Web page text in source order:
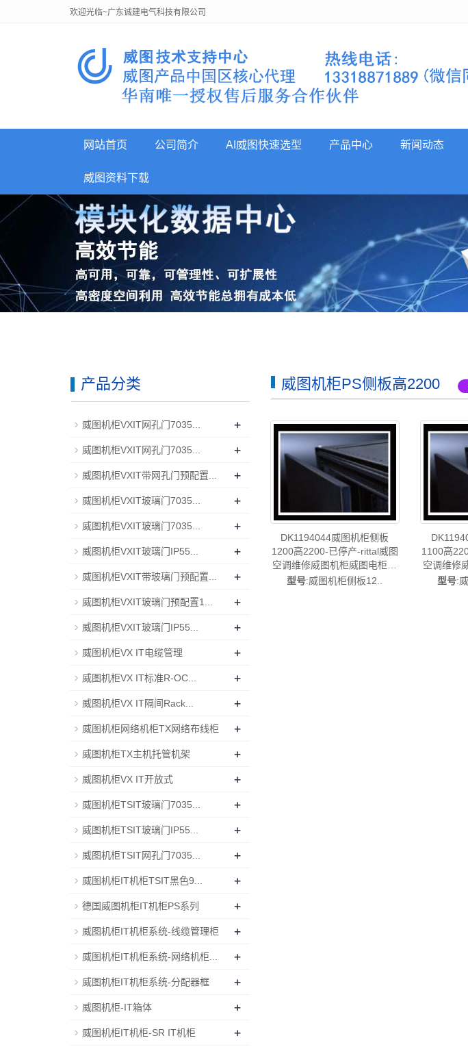
欢迎光临~广东诚建电气科技有限公司
网站首页 公司简介 AI威图快速选型 产品中心 新闻动态
威图资料下载
威图机柜PS侧板高2200
DK1194044威图机柜侧板
1200高2200-已停产-rittal威图
空调维修威图机柜威图电柜威
图风扇威图PDU威图配件威图
型号:威图机柜侧板12..
1100高
空调维修
图风扇威
型号:
产品分类
威图机柜VXIT网孔门7035... +
威图机柜VXIT网孔门7035... +
威图机柜VXIT带网孔门预配置... +
威图机柜VXIT玻璃门7035... +
威图机柜VXIT玻璃门7035... +
威图机柜VXIT玻璃门IP55... +
威图机柜VXIT带玻璃门预配置... +
威图机柜VXIT玻璃门预配置1... +
威图机柜VXIT玻璃门IP55... +
威图机柜VX IT电缆管理 +
威图机柜VX IT标准R-OC... +
威图机柜VX IT隔间Rack... +
威图机柜网络机柜TX网络布线柜 +
威图机柜TX主机托管机架 +
威图机柜VX IT开放式 +
威图机柜TSIT玻璃门7035... +
威图机柜TSIT玻璃门IP55... +
威图机柜TSIT网孔门7035... +
威图机柜IT机柜TSIT黑色9... +
德国威图机柜IT机柜PS系列 +
威图机柜IT机柜系统-线缆管理柜 +
威图机柜IT机柜系统-网络机柜... +
威图机柜IT机柜系统-分配器框 +
威图机柜-IT箱体 +
威图机柜IT机柜-SR IT机柜 +